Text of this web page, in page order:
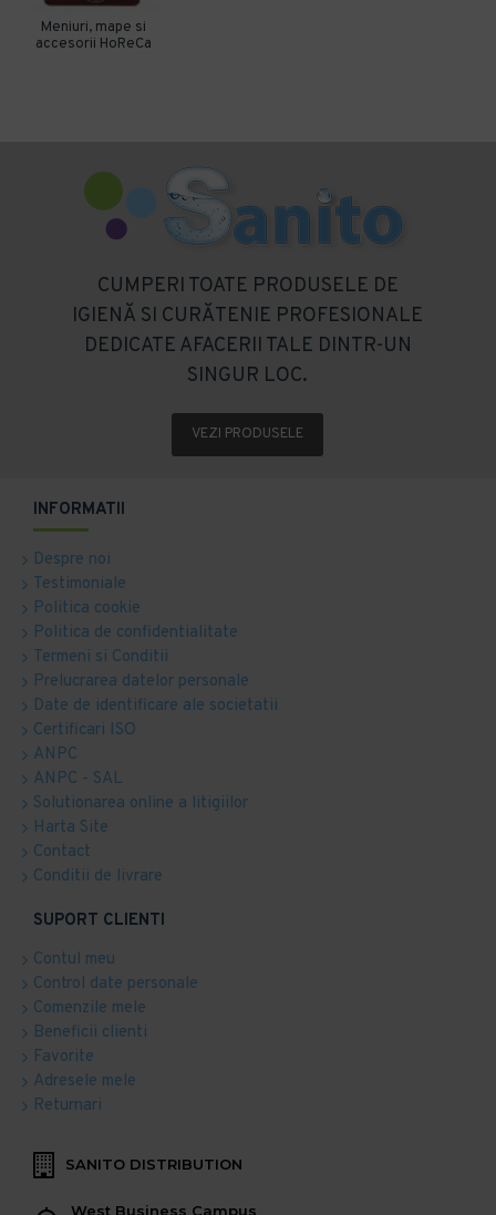
Meniuri, mape si
accesorii HoReCa
CUMPERI TOATE PRODUSELE DE
IGIENĂ SI CURĂTENIE PROFESIONALE
DEDICATE AFACERII TALE DINTR-UN
SINGUR LOC.
VEZI PRODUSELE
INFORMATII
Despre noi
Testimoniale
Politica cookie
Politica de confidentialitate
Termeni si Conditii
Prelucrarea datelor personale
Date de identificare ale societatii
Certificari ISO
ANPC
ANPC - SAL
Solutionarea online a litigiilor
Harta Site
Contact
Conditii de livrare
SUPORT CLIENTI
Contul meu
Control date personale
Comenzile mele
Beneficii clienti
Favorite
Adresele mele
Returnari
SANITO DISTRIBUTION
West Business Campus